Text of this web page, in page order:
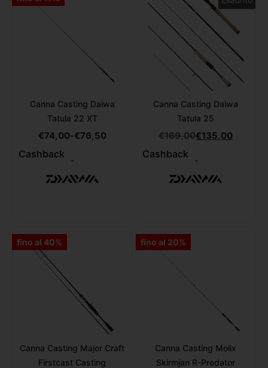
Canna Casting Daiwa
Tatula 22 XT
€74,00-€76,50
Cashback
-
Canna Casting Daiwa
Tatula 25
€169,00€135,00
Cashback
-
fino al 40%
Canna Casting Major Craft
Firstcast Casting
fino al 20%
Canna Casting Molix
Skirmjan R-Predator